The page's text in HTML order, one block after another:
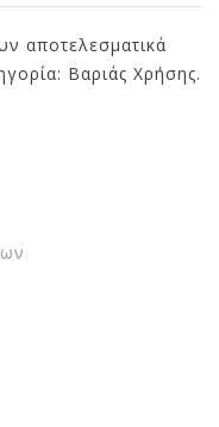
αποτελεσματικά
Βαριάς Χρήσης.